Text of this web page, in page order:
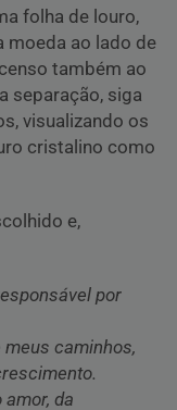
folha de louro,
moeda ao lado de
também ao
separação, siga
visualizando os
cristalino como
e,
por
caminhos,
da